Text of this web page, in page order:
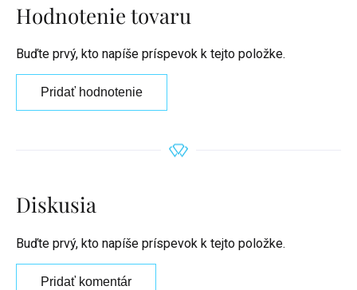
Hodnotenie tovaru
Buďte prvý, kto napíše príspevok k tejto položke.
Pridať hodnotenie
Diskusia
Buďte prvý, kto napíše príspevok k tejto položke.
Pridať komentár